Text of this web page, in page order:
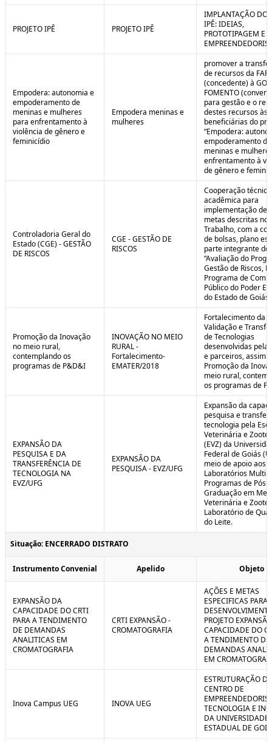
PROJETO IPÊ PROJETO IPÊ
IMPLANTAÇÃO DO
IPÊ: IDEIAS,
PROTOTIPAGEM E
Empodera: autonomia e
empoderamento de
meninas e mulheres
para enfrentamento à
violência de gênero e
feminicídio
Empodera meninas e
mulheres
promover a
de recursos da
(concedente) à
FOMENTO
para gestão e o
destes recursos às
beneficiárias do
“Empodera:
empoderamento de
meninas e
enfrentamento à
de gênero e
Controladoria Geral do
Estado (CGE) - GESTÃO
DE RISCOS
CGE - GESTÃO DE
RISCOS
Cooperação
acadêmica para
implementação de
metas descritas no
Trabalho, com a
de bolsas, plano
parte integrante do
“Avaliação do
Gestão de Riscos,
Programa de
Público do Poder
do Estado de
Promoção da Inovação
no meio rural,
contemplando os
programas de P&D&I
INOVAÇÃO NO MEIO
RURAL -
Fortalecimento-
EMATER/2018
Fortalecimento da
Validação e
de Tecnologias
desenvolvidas pela
e parceiros, assim
Promoção da
meio rural,
os programas de
EXPANSÃO DA
PESQUISA E DA
TRANSFERÊNCIA DE
TECNOLOGIA NA
EVZ/UFG
EXPANSÃO DA
PESQUISA - EVZ/UFG
Expansão da
pesquisa e
tecnologia pela
Veterinária e
(EVZ) da
Federal de Goiás
meio de apoio aos
Laboratórios
Programas de Pós-
Graduação em
Veterinária e
Laboratório de
do Leite.
Situação: ENCERRADO DISTRATO
Instrumento Convenial Apelido Objeto
EXPANSÃO DA
CAPACIDADE DO CRTI
PARA A TENDIMENTO
DE DEMANDAS
ANALITICAS EM
CROMATOGRAFIA
CRTI EXPANSÃO -
CROMATOGRAFIA
AÇÕES E METAS
ESPECIFICAS PARA
PROJETO
CAPACIDADE DO
A TENDIMENTO DE
DEMANDAS
EM
Inova Campus UEG INOVA UEG
ESTRUTURAÇÃO
CENTRO DE
TECNOLOGIA E
DA UNIVERSIDADE
ESTADUAL DE